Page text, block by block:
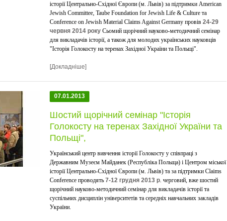
історії Центрально-Східної Європи (м. Львів) за підтримки American
Jewish Committee, Taube Foundation for Jewish Life & Culture та
Conference on Jewish Material Claims Against Germany провів24-29
червня 2014 року Сьомий щорічний науково-методичний семінар
для викладачів історії, а також для молодих українських науковців
"Історія Голокосту на теренах Західної України та Польщі".
[Докладніше]
07.01.2013
Шостий щорічний семінар "Історія
Голокосту на теренах Західної України та
Польщі",
Український центр вивчення історії Голокосту у співпраці з
Державним Музеєм Майданек (Республіка Польща) і Центром міської
історії Центрально-Східної Європи (м. Львів) та за підтримки Claims
Conference проводять7-12 грудня 2013 р. черговий, вже шостий
щорічний науково-методичний семінар для викладачів історії та
суспільних дисциплін університетів та середніх навчальних закладів
України.